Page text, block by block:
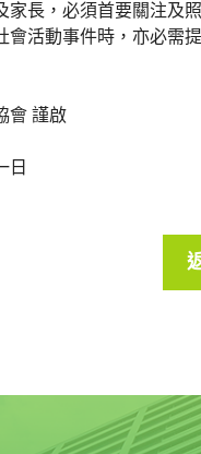
家長，必須首要關注及
會活動事件時，亦必需
會 謹啟
日